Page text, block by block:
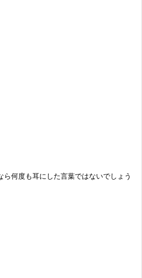
ら何度も耳にした言葉ではないでしょう